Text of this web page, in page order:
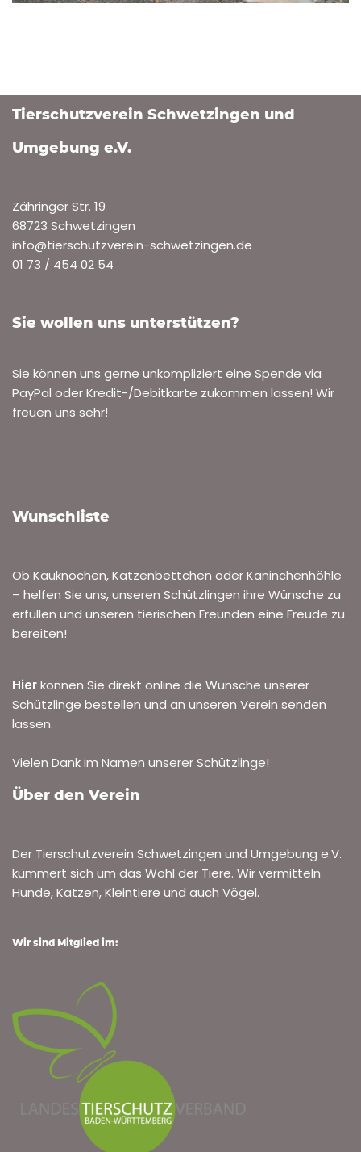
Tierschutzverein Schwetzingen und
Umgebung e.V.
Zähringer Str. 19
68723 Schwetzingen
info@tierschutzverein-schwetzingen.de
01 73 / 454 02 54
Sie wollen uns unterstützen?
Sie können uns gerne unkompliziert eine Spende via
PayPal oder Kredit-/Debitkarte zukommen lassen! Wir
freuen uns sehr!
Wunschliste
Ob Kauknochen, Katzenbettchen oder Kaninchenhöhle
– helfen Sie uns, unseren Schützlingen ihre Wünsche zu
erfüllen und unseren tierischen Freunden eine Freude zu
bereiten!
Hierkönnen Sie direkt online die Wünsche unserer
Schützlinge bestellen und an unseren Verein senden
lassen.
Vielen Dank im Namen unserer Schützlinge!
Über den Verein
Der Tierschutzverein Schwetzingen und Umgebung e.V.
kümmert sich um das Wohl der Tiere. Wir vermitteln
Hunde, Katzen, Kleintiere und auch Vögel.
Wir sind Mitglied im: